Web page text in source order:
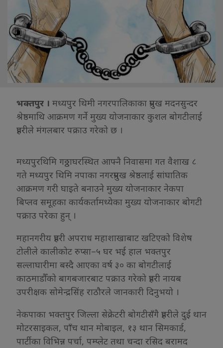
भक्तपुर । मध्यपुर थिमी नगरपालिकाका प्रमुख मदनसुन्दर
श्रेष्ठमाथि आक्रमण गर्ने मुख्य योजनाकार कुशल बोगटीलाई
प्रहरीले मंगलबार पक्राउ गरेको छ ।
मध्यपुरथिमि गठ्ठाघरस्थित आफ्नै निवासमा गत वैशाख ८
गते मध्यपुर थिमि नपाका नगरप्रमुख श्रेष्ठलाई सांघातिक
आक्रमण गरी घाइते बनाउने मुख्य योजनाकार नेकपा
बिप्लव समूहका कार्यकर्तामध्येका मुख्य योजनाकार बोगटी
पक्राउ परेका हुन् ।
महानगरीय प्रहरी अपराध महाशाखाबाट खटिएको विशेष
टोलीले कालीकोट रुप्सा–५ घर भई हाल भक्तपुर
सल्लाघारीमा बस्दै आएका वर्ष ३० का बोगटीलाई
काठमाडौँको बागबजारबाट पक्राउ गरेको प्रहरी नायब
उपरीक्षक सोमेन्द्रसिंह राठौरले जानकारी दिनुभयो ।
नेकपाका भक्तपुर जिल्ला सेक्रेटरी बोगटीसँगै प्रहरीले दुई थान
मोटरसाइकल, पाँच थान मोबाइल, १३ थान सिमकार्ड,
पार्टीका विभिन्न पर्चा, पम्प्लेट तथा चन्दा रसिद बरामद